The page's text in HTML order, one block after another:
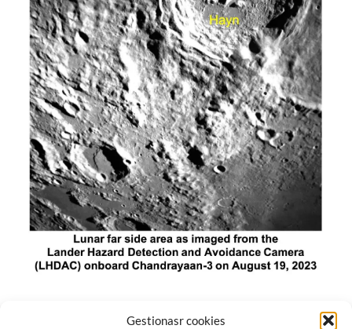
Gestionasr cookies